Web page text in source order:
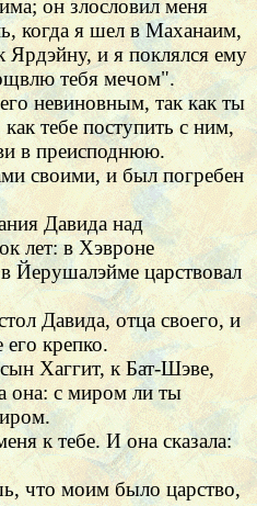
он злословил меня
когда я шел в Маханаим,
Ярдэйну, и я поклялся ему
тебя мечом".
невиновным, так как ты
тебе поступить с ним,
в преисподнюю.
своими, и был погребен
Давида над
лет: в Хэвроне
Йерушалэйме царствовал
Давида, отца своего, и
его крепко.
Хаггит, к Бат-Шэве,
она: с миром ли ты
к тебе. И она сказала:
что моим было царство,